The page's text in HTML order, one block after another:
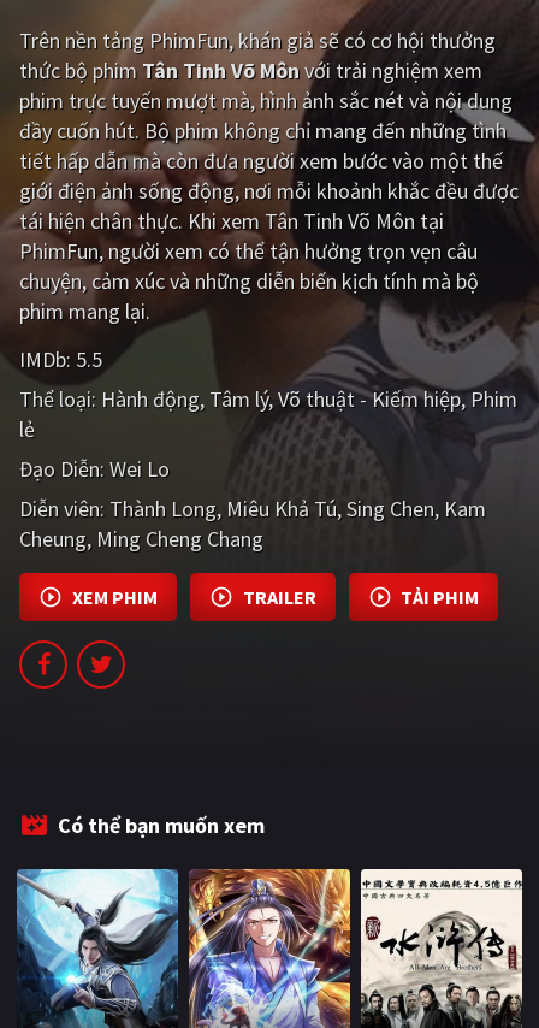
Giật gân Gia đình
Bí ẩn Lịch sử
Viễn Tây Tiểu sử
GameShow DramaTV
QUỐC GIA
Âu - Mỹ Trung Quốc - Hồng Kông
Hàn Quốc Nhật Bản
Ấn Độ Việt Nam
CẬP NHẬT
PHIM MỚI
PHIM BỘ
PHIM LẺ
Trên nền tảng PhimFun, khán giả sẽ có cơ hội thưởng
thức bộ phim Tân Tinh Võ Mônvới trải nghiệm xem
phim trực tuyến mượt mà, hình ảnh sắc nét và nội dung
đầy cuốn hút. Bộ phim không chỉ mang đến những tình
tiết hấp dẫn mà còn đưa người xem bước vào một thế
giới điện ảnh sống động, nơi mỗi khoảnh khắc đều được
tái hiện chân thực. Khi xem Tân Tinh Võ Môn tại
PhimFun, người xem có thể tận hưởng trọn vẹn câu
chuyện, cảm xúc và những diễn biến kịch tính mà bộ
phim mang lại.
IMDb: 5.5
Thể loại: Hành động Tâm lý Võ thuật - Kiếm hiệp Phim
lẻ
Đạo Diễn: Wei Lo
Diễn viên: Thành Long Miêu Khả Tú Sing Chen Kam
Cheung Ming Cheng Chang
XEM PHIM TRAILER TẢI PHIM
Có thể bạn muốn xem